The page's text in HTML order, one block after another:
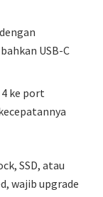
USB-C
ke port
SSD, atau
wajib upgrade